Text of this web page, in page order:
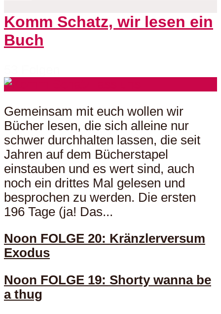
Komm Schatz, wir lesen ein
Buch
Gemeinsam mit euch wollen wir
Bücher lesen, die sich alleine nur
schwer durchhalten lassen, die seit
Jahren auf dem Bücherstapel
einstauben und es wert sind, auch
noch ein drittes Mal gelesen und
besprochen zu werden. Die ersten
196 Tage (ja! Das...
Noon FOLGE 20: Kränzlerversum
Exodus
Noon FOLGE 19: Shorty wanna be
a thug